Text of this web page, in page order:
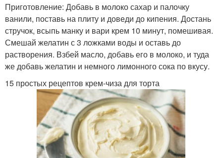
Приготовление: Добавь в молоко сахар и палочку
ванили, поставь на плиту и доведи до кипения. Достань
стручок, всыпь манку и вари крем 10 минут, помешивая.
Смешай желатин с 3 ложками воды и оставь до
растворения. Взбей масло, добавь его в молоко, и туда
же добавь желатин и немного лимонного сока по вкусу.
15 простых рецептов крем-чиза для торта